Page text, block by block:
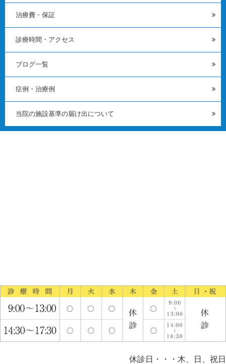
治療費・保証
診療時間・アクセス
ブログ一覧
症例・治療例
当院の施設基準の届け出について
休診日・・・木、日、祝日